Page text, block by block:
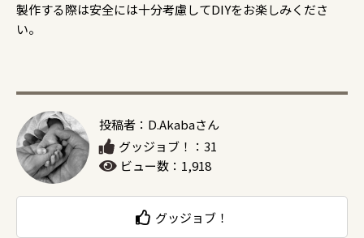
製作する際は安全には十分考慮してDIYをお楽しみくださ
い。
投稿者：D.Akabaさん
グッジョブ！：31
ビュー数：1,918
グッジョブ！